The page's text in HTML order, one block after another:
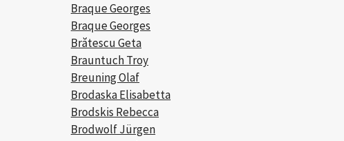
Braque Georges
Braque Georges
Brătescu Geta
Brauntuch Troy
Breuning Olaf
Brodaska Elisabetta
Brodskis Rebecca
Brodwolf Jürgen